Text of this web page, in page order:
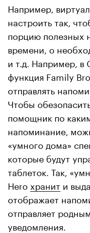
Например,
настроить так,
порцию полезных
времени, о
и т.д. Например, в
функция Family
отправлять
Чтобы
помощник по
напоминание,
«умного дома»
которые будут
таблеток. Так,
Hero хранит и
отображает
отправляет
уведомления.